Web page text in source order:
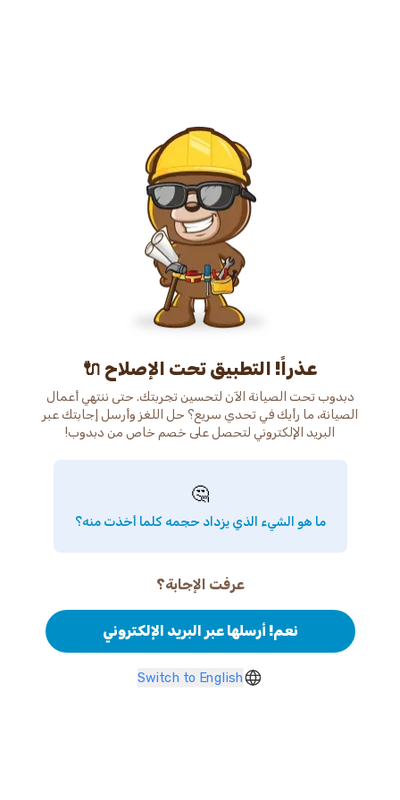
عذراً! التطبيق تحت الإصلاح 🔌
دبدوب تحت الصيانة الآن لتحسين تجربتك. حتى ننتهي أعمال
الصيانة، ما رأيك في تحدي سريع؟ حل اللغز وأرسل إجابتك عبر
البريد الإلكتروني لتحصل على خصم خاص من دبدوب!
🤔
ما هو الشيء الذي يزداد حجمه كلما أخذت منه؟
عرفت الإجابة؟
نعم! أرسلها عبر البريد الإلكتروني
Switch to English